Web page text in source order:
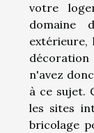
votre
domaine
extérieure,
n'avez
à ce sujet.
les sites
bricolage